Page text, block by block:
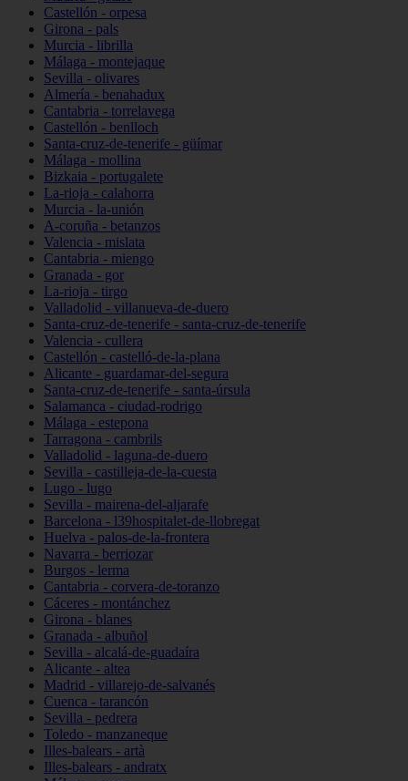
Castellón - orpesa
Girona - pals
Murcia - librilla
Málaga - montejaque
Sevilla - olivares
Almería - benahadux
Cantabria - torrelavega
Castellón - benlloch
Santa-cruz-de-tenerife - güímar
Málaga - mollina
Bizkaia - portugalete
La-rioja - calahorra
Murcia - la-unión
A-coruña - betanzos
Valencia - mislata
Cantabria - miengo
Granada - gor
La-rioja - tirgo
Valladolid - villanueva-de-duero
Santa-cruz-de-tenerife - santa-cruz-de-tenerife
Valencia - cullera
Castellón - castelló-de-la-plana
Alicante - guardamar-del-segura
Santa-cruz-de-tenerife - santa-úrsula
Salamanca - ciudad-rodrigo
Málaga - estepona
Tarragona - cambrils
Valladolid - laguna-de-duero
Sevilla - castilleja-de-la-cuesta
Lugo - lugo
Sevilla - mairena-del-aljarafe
Barcelona - l39hospitalet-de-llobregat
Huelva - palos-de-la-frontera
Navarra - berriozar
Burgos - lerma
Cantabria - corvera-de-toranzo
Cáceres - montánchez
Girona - blanes
Granada - albuñol
Sevilla - alcalá-de-guadaíra
Alicante - altea
Madrid - villarejo-de-salvanés
Cuenca - tarancón
Sevilla - pedrera
Toledo - manzaneque
Illes-balears - artà
Illes-balears - andratx